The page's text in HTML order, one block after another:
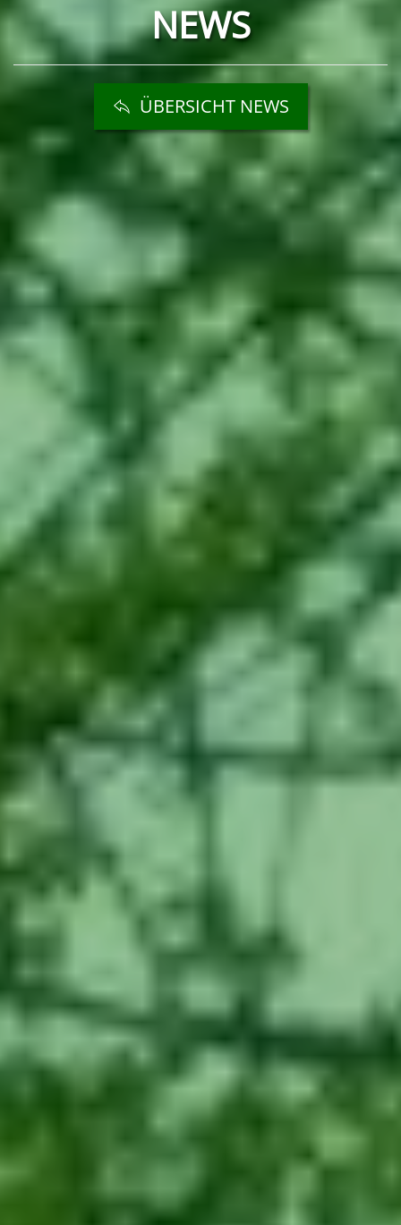
NEWS
ÜBERSICHT NEWS